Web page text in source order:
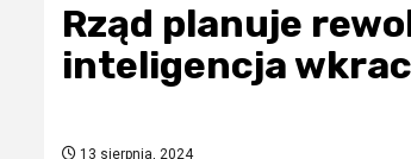
Rząd planuje
inteligencja
13 sierpnia, 2024